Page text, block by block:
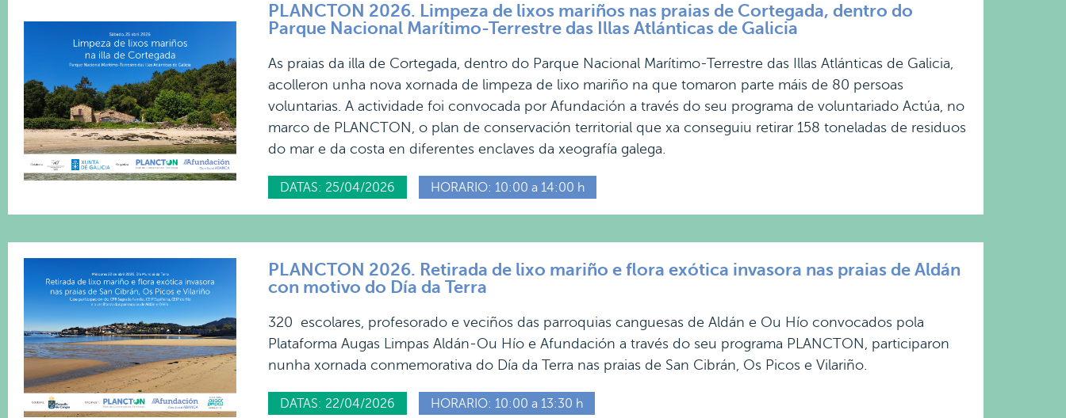
PLANCTON 2026. Limpeza de lixos mariños nas praias de Cortegada, dentro do
Parque Nacional Marítimo-Terrestre das Illas Atlánticas de Galicia
As praias da illa de Cortegada, dentro do Parque Nacional Marítimo-Terrestre das Illas Atlánticas de Galicia,
acolleron unha nova xornada de limpeza de lixo mariño na que tomaron parte máis de 80 persoas
voluntarias. A actividade foi convocada por Afundación a través do seu programa de voluntariado Actúa, no
marco de PLANCTON, o plan de conservación territorial que xa conseguiu retirar 158 toneladas de residuos
do mar e da costa en diferentes enclaves da xeografía galega.
DATAS: 25/04/2026 HORARIO: 10:00 a 14:00 h
PLANCTON 2026. Retirada de lixo mariño e flora exótica invasora nas praias de Aldán
con motivo do Día da Terra
320 escolares, profesorado e veciños das parroquias canguesas de Aldán e Ou Hío convocados pola
Plataforma Augas Limpas Aldán-Ou Hío e Afundación a través do seu programa PLANCTON, participaron
nunha xornada conmemorativa do Día da Terra nas praias de San Cibrán, Os Picos e Vilariño.
DATAS: 22/04/2026 HORARIO: 10:00 a 13:30 h